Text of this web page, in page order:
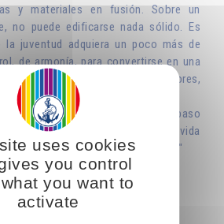
y materiales en fusión. Sobre un
no puede edificarse nada sólido. Es
la juventud adquiera un poco más de
de armonía, para convertirse en una
vivir plantas, animales y hombres,
a la edad adulta es eso: el paso
inestable y caótica, a una vida
para uno mismo y para los demás."
en formación
uses cookies
you control
you want to
activate